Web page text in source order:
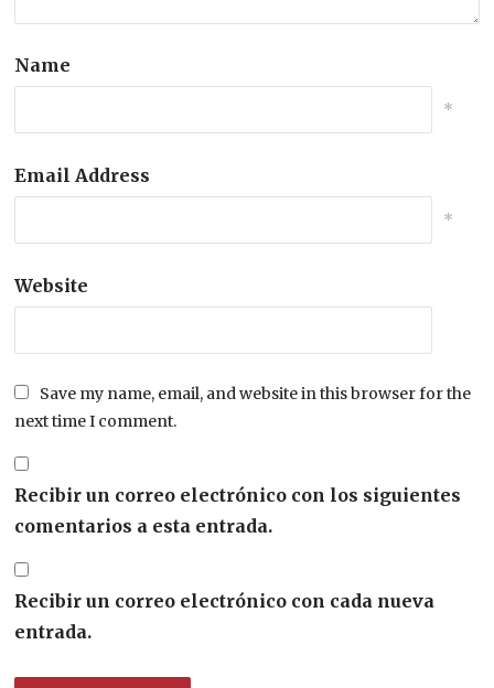
Name
*
Email Address
*
Website
Save my name, email, and website in this browser for the
next time I comment.
Recibir un correo electrónico con los siguientes
comentarios a esta entrada.
Recibir un correo electrónico con cada nueva
entrada.